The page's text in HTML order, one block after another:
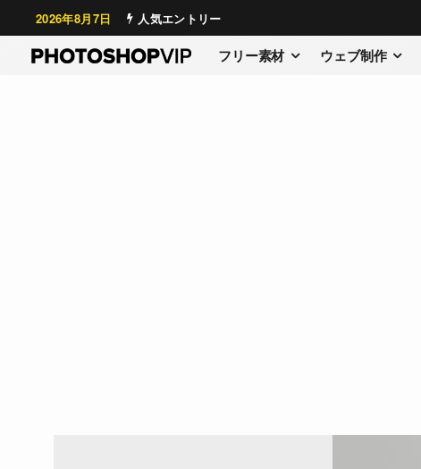
2026年8月7日 人気エントリー
フリー素材 ウェブ制作